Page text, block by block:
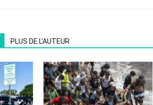
PLUS DE L'AUTEUR